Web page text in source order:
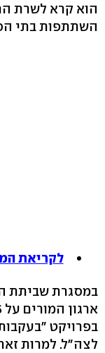
הוא קרא לשרת
השתתפות בתי
לקריאת
במסגרת שביתת
בפרויקט
לצה"ל. למרות